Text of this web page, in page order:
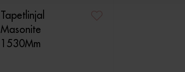
Tapetlinjal
Masonite
1530Mm